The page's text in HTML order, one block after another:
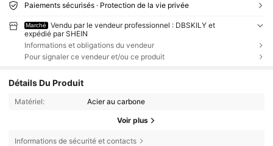
Paiements sécurisés · Protection de la vie privée
Marché
Vendu par le vendeur professionnel : DBSKILY et
expédié par SHEIN
Informations et obligations du vendeur
Pour signaler ce vendeur et/ou ce produit
Détails Du Produit
Matériel: Acier au carbone
Voir plus
Informations de sécurité et contacts